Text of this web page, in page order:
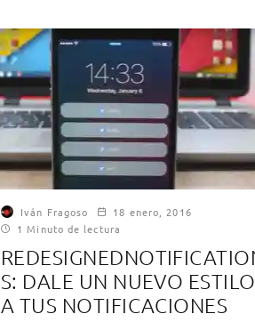
Iván Fragoso
18 enero, 2016
1 Minuto de lectura
S: DALE UN NUEVO ESTILO
A TUS NOTIFICACIONES